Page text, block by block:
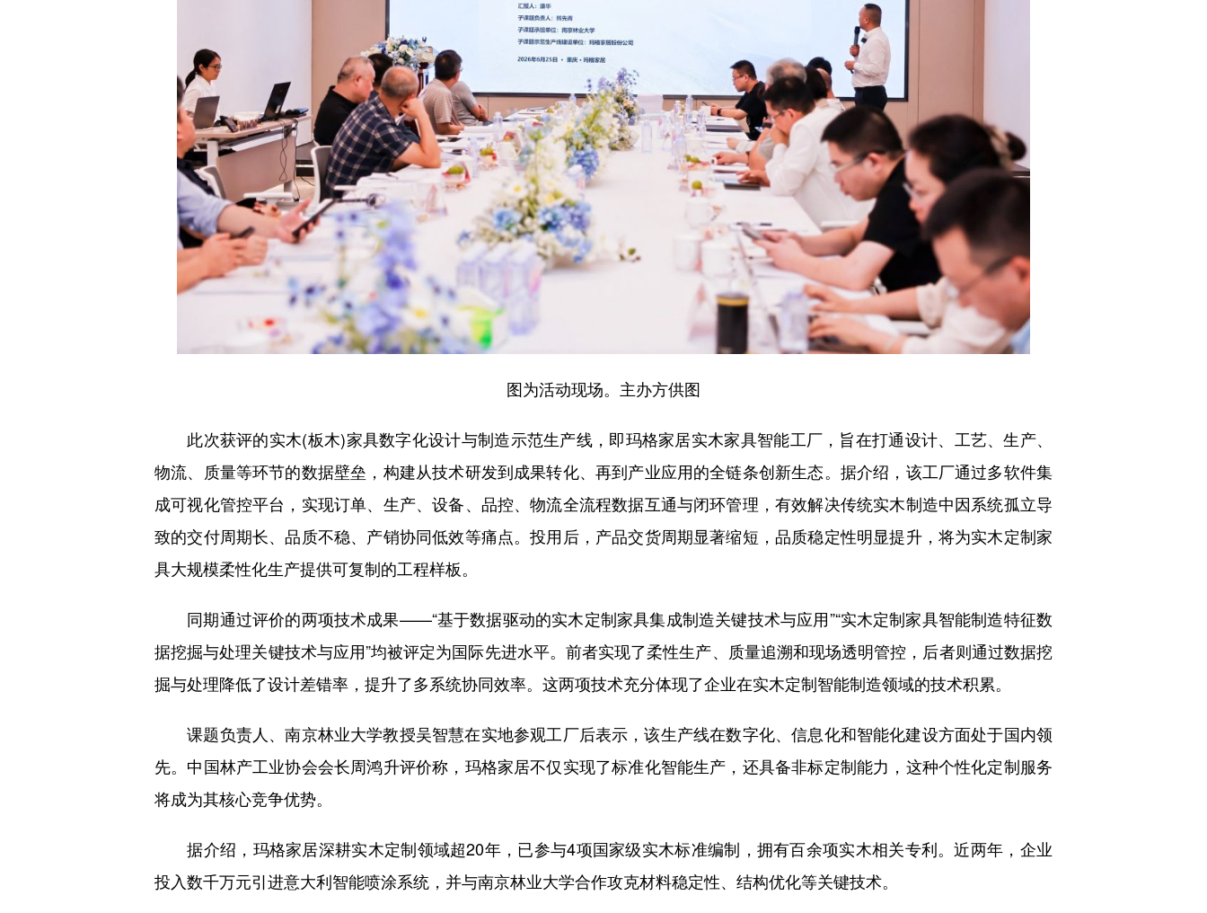
图为活动现场。主办方供图
此次获评的实木(板木)家具数字化设计与制造示范生产线，即玛格家居实木家具智能工厂，旨在打通设计、工艺、生产、
物流、质量等环节的数据壁垒，构建从技术研发到成果转化、再到产业应用的全链条创新生态。据介绍，该工厂通过多软件集
成可视化管控平台，实现订单、生产、设备、品控、物流全流程数据互通与闭环管理，有效解决传统实木制造中因系统孤立导
致的交付周期长、品质不稳、产销协同低效等痛点。投用后，产品交货周期显著缩短，品质稳定性明显提升，将为实木定制家
具大规模柔性化生产提供可复制的工程样板。
同期通过评价的两项技术成果——“基于数据驱动的实木定制家具集成制造关键技术与应用”“实木定制家具智能制造特征数
据挖掘与处理关键技术与应用”均被评定为国际先进水平。前者实现了柔性生产、质量追溯和现场透明管控，后者则通过数据挖
掘与处理降低了设计差错率，提升了多系统协同效率。这两项技术充分体现了企业在实木定制智能制造领域的技术积累。
课题负责人、南京林业大学教授吴智慧在实地参观工厂后表示，该生产线在数字化、信息化和智能化建设方面处于国内领
先。中国林产工业协会会长周鸿升评价称，玛格家居不仅实现了标准化智能生产，还具备非标定制能力，这种个性化定制服务
将成为其核心竞争优势。
据介绍，玛格家居深耕实木定制领域超20年，已参与4项国家级实木标准编制，拥有百余项实木相关专利。近两年，企业
投入数千万元引进意大利智能喷涂系统，并与南京林业大学合作攻克材料稳定性、结构优化等关键技术。